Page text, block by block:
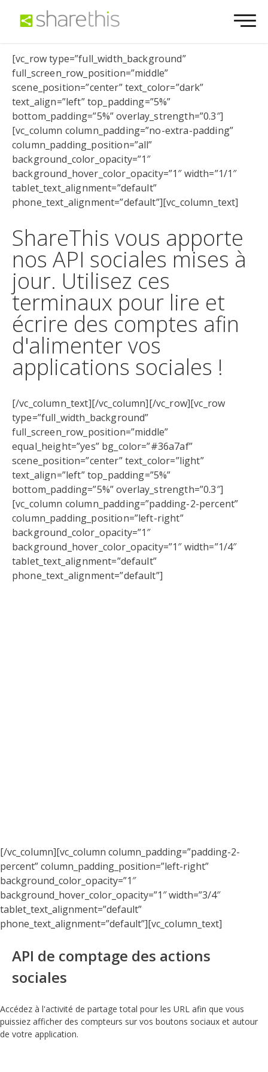
[vc_row type=”full_width_background”
full_screen_row_position=”middle”
scene_position=”center” text_color=”dark”
text_align=”left” top_padding=”5%”
bottom_padding=”5%” overlay_strength=”0.3″]
[vc_column column_padding=”no-extra-padding”
column_padding_position=”all”
background_color_opacity=”1″
background_hover_color_opacity=”1″ width=”1/1″
tablet_text_alignment=”default”
phone_text_alignment=”default”][vc_column_text]
ShareThis vous apporte
nos API sociales mises à
jour. Utilisez ces
terminaux pour lire et
écrire des comptes afin
d'alimenter vos
applications sociales !
[/vc_column_text][/vc_column][/vc_row][vc_row
type=”full_width_background”
full_screen_row_position=”middle”
equal_height=”yes” bg_color=”#36a7af”
scene_position=”center” text_color=”light”
text_align=”left” top_padding=”5%”
bottom_padding=”5%” overlay_strength=”0.3″]
[vc_column column_padding=”padding-2-percent”
column_padding_position=”left-right”
background_color_opacity=”1″
background_hover_color_opacity=”1″ width=”1/4″
tablet_text_alignment=”default”
phone_text_alignment=”default”]
[/vc_column][vc_column column_padding=”padding-2-
percent” column_padding_position=”left-right”
background_color_opacity=”1″
background_hover_color_opacity=”1″ width=”3/4″
tablet_text_alignment=”default”
phone_text_alignment=”default”][vc_column_text]
API de comptage des actions
sociales
Accédez à l'activité de partage total pour les URL afin que vous
puissiez afficher des compteurs sur vos boutons sociaux et autour
de votre application.